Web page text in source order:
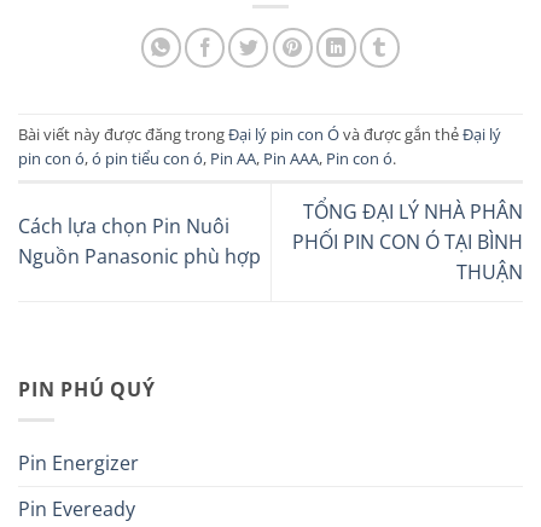
PIN PHÚ QUÝ
Pin Energizer
Pin Eveready
Bài viết này được đăng trongĐại lý pin con Óvà được gắn thẻĐại lý
pin con ó,ó pin tiểu con ó, Pin AA, Pin AAA, Pin con ó.
Cách lựa chọn Pin Nuôi
Nguồn Panasonic phù hợp
TỔNG ĐẠI LÝ NHÀ PHÂN
PHỐI PIN CON Ó TẠI BÌNH
THUẬN